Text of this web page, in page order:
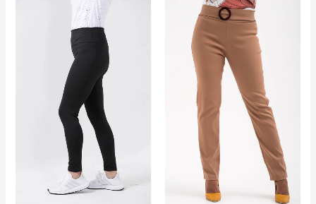
de
precios:
desde
$29.900
hasta
$79.900